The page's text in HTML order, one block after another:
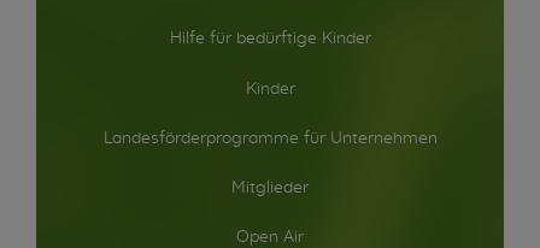
Hilfe für bedürftige Kinder
Kinder
Landesförderprogramme für Unternehmen
Mitglieder
Open Air